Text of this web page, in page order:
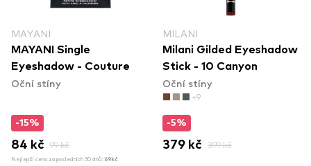
MAYANI
MAYANI Single
Eyeshadow - Couture
Oční stíny
-15%
84 kč 99 kč
Nejlepší cena za posledních 30 dnů: 69kč
MILANI
Milani Gilded Eyeshadow
Stick - 10 Canyon
Oční stíny
+9
-5%
379 kč 399 kč